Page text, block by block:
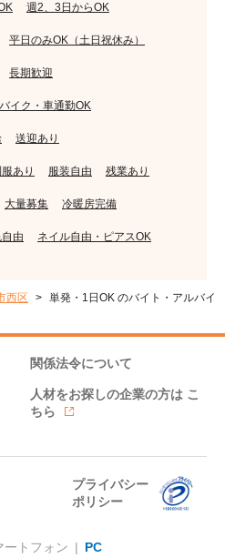
週2、3日からOK
平日のみOK（土日祝休み）
長期歓迎
バイク・車通勤OK
送迎あり
あり 服装自由 残業あり
大量募集 冷暖房完備
由 ネイル自由・ピアスOK
西区
単発・1日OK のバイト・アルバイ
関係法令について
人材をお探しの企業の方は こ
ちら
プライバシー
ポリシー
ートフォン | PC